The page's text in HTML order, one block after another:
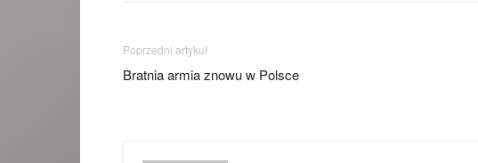
Poprzedni artykuł
Bratnia armia znowu w Polsce